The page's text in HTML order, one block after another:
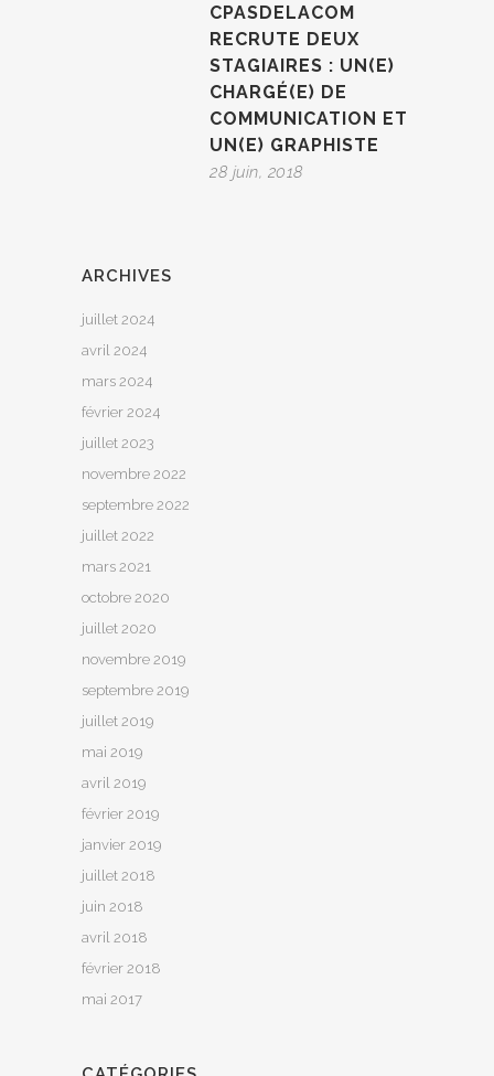
CPASDELACOM
RECRUTE DEUX
STAGIAIRES : UN(E)
CHARGÉ(E) DE
COMMUNICATION ET
UN(E) GRAPHISTE
28 juin, 2018
ARCHIVES
juillet 2024
avril 2024
mars 2024
février 2024
juillet 2023
novembre 2022
septembre 2022
juillet 2022
mars 2021
octobre 2020
juillet 2020
novembre 2019
septembre 2019
juillet 2019
mai 2019
avril 2019
février 2019
janvier 2019
juillet 2018
juin 2018
avril 2018
février 2018
mai 2017